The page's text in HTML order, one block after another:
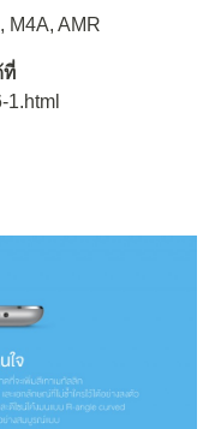
M4A, AMR
ที่
1.html